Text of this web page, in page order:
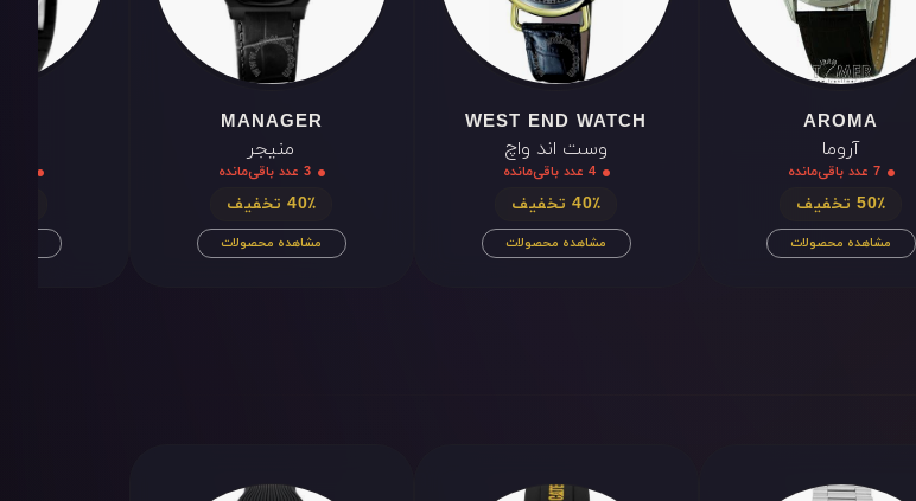
AROMA
آروما
7 عدد باقی‌مانده
50٪ تخفیف
مشاهده محصولات
WEST END WATCH
وست اند واچ
4 عدد باقی‌مانده
40٪ تخفیف
مشاهده محصولات
MANAGER
منیجر
3 عدد باقی‌مانده
40٪ تخفیف
مشاهده محصولات